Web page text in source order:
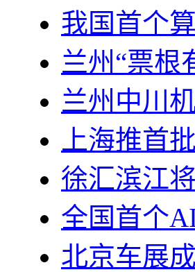
我国首个
兰州“票根
兰州中川
上海推首
徐汇滨江
全国首个
北京车展